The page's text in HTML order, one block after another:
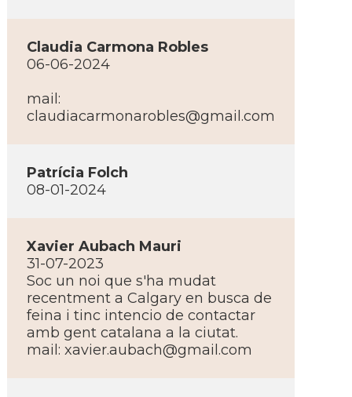
Claudia Carmona Robles
06-06-2024
mail:
claudiacarmonarobles@gmail.com
Patrí­cia Folch
08-01-2024
Xavier Aubach Mauri
31-07-2023
Soc un noi que s'ha mudat
recentment a Calgary en busca de
feina i tinc intencio de contactar
amb gent catalana a la ciutat.
mail: xavier.aubach@gmail.com